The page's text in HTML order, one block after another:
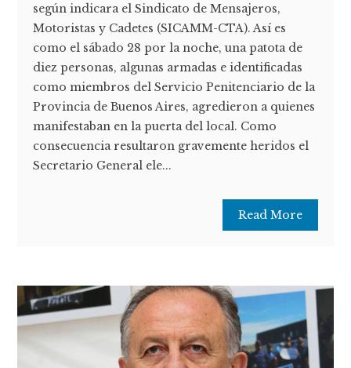
según indicara el Sindicato de Mensajeros,
Motoristas y Cadetes (SICAMM-CTA). Así es
como el sábado 28 por la noche, una patota de
diez personas, algunas armadas e identificadas
como miembros del Servicio Penitenciario de la
Provincia de Buenos Aires, agredieron a quienes
manifestaban en la puerta del local. Como
consecuencia resultaron gravemente heridos el
Secretario General ele...
Read More